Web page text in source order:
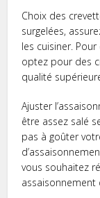
Choix des
surgelées,
les cuisiner.
optez pour des
qualité
Ajuster
être assez salé
pas à goûter
vous souhaitez
assaisonnement